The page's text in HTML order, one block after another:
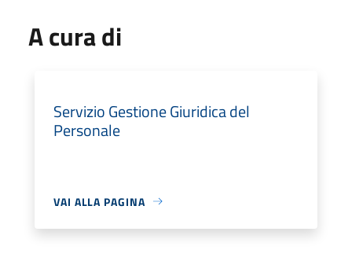
A cura di
Servizio Gestione Giuridica del
Personale
VAI ALLA PAGINA